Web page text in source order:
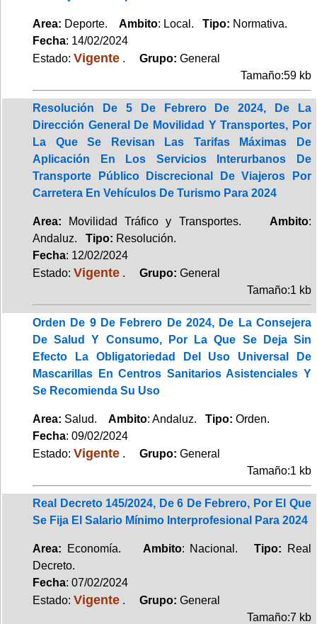
Area: Deporte. Ambito: Local. Tipo: Normativa.
Fecha: 14/02/2024
Estado: Vigente . Grupo: General
Tamaño:59 kb
Resolución De 5 De Febrero De 2024, De La
Dirección General De Movilidad Y Transportes, Por
La Que Se Revisan Las Tarifas Máximas De
Aplicación En Los Servicios Interurbanos De
Transporte Público Discrecional De Viajeros Por
Carretera En Vehículos De Turismo Para 2024
Area: Movilidad Tráfico y Transportes. Ambito:
Andaluz. Tipo: Resolución.
Fecha: 12/02/2024
Estado: Vigente . Grupo: General
Tamaño:1 kb
Orden De 9 De Febrero De 2024, De La Consejera
De Salud Y Consumo, Por La Que Se Deja Sin
Efecto La Obligatoriedad Del Uso Universal De
Mascarillas En Centros Sanitarios Asistenciales Y
Se Recomienda Su Uso
Area: Salud. Ambito: Andaluz. Tipo: Orden.
Fecha: 09/02/2024
Estado: Vigente . Grupo: General
Tamaño:1 kb
Real Decreto 145/2024, De 6 De Febrero, Por El Que
Se Fija El Salario Mínimo Interprofesional Para 2024
Area: Economía. Ambito: Nacional.Tipo:
Real
Decreto.
Fecha: 07/02/2024
Estado: Vigente . Grupo: General
Tamaño:7 kb